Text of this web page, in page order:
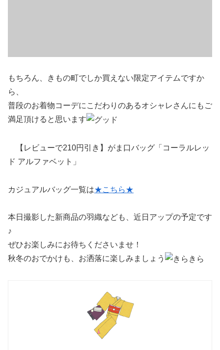
もちろん、きもの町でしか買えない限定アイテムですか
ら、
普段のお着物コーデにこだわりのあるオシャレさんにもご
満足頂けると思います
【レビューで210円引き】がま口バッグ「コーラルレッ
ド アルファベット」
カジュアルバッグ一覧は★こちら★
本日撮影した新商品の羽織なども、近日アップの予定です
♪
ぜひお楽しみにお待ちくださいませ！
秋冬のおでかけも、お洒落に楽しみましょう